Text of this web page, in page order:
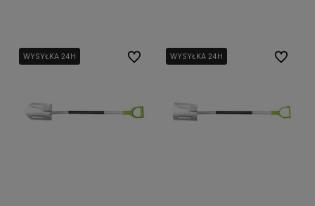
WYSYŁKA 24H
WYSYŁKA 24H Do ulubionychWYSYŁKA 24H
WYSYŁKA 24H Do